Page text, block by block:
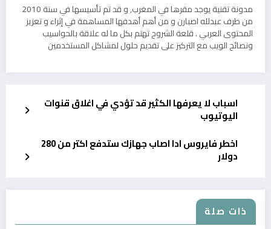
مدونة تقنية يوجد مقرها في المغرب, و قد تم تأسيسها في سنة 2010
من طرف عبدلله اصبارن و من أهم أهدفها المساهمة في إثراء و تعزيز
المحتوى العربي . قلعة الشروح تهتم بكل ما له علاقة بالحواسيب
ونصائح الويب مع التركيز على تقديم حلول لمشاكل المستخدمين
اسباب لا يعرفها الكثير قد تؤدي في اغلاق قنوات
اليوتيوب
اخطر فايروس ادا اصاب جهازك ستدفع اكتر من 280
دولار
ذات صلة